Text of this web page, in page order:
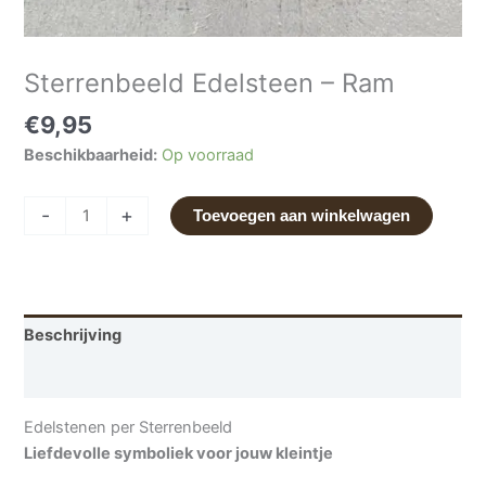
Sterrenbeeld Edelsteen – Ram
€9,95
Beschikbaarheid: Op voorraad
- + Toevoegen aan winkelwagen
Beschrijving
Edelstenen per Sterrenbeeld
Liefdevolle symboliek voor jouw kleintje